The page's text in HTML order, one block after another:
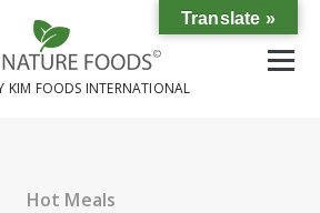
KIM FOODS INTERNATIONAL
Hot Meals
Translate »